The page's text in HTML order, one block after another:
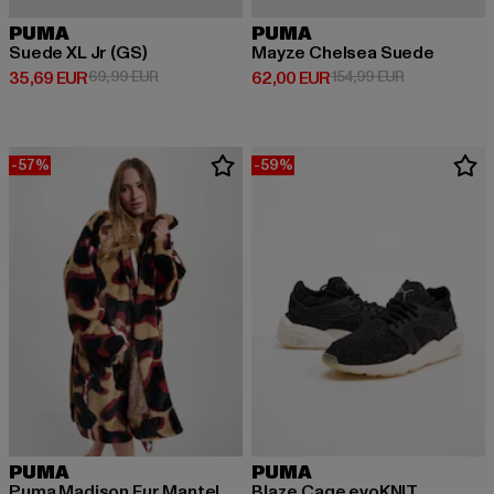
PUMA
Suede XL Jr (GS)
35,69 EUR
Derzeitiger Preis: 35,69 EUR
69,99 EURAktionspreis: 69,99 EUR
PUMA
Mayze Chelsea Suede
62,00 EUR
Derzeitiger Preis: 62,00 EUR
154,99 EURAktionspreis:
-57%
PUMA
-59%
PUMA